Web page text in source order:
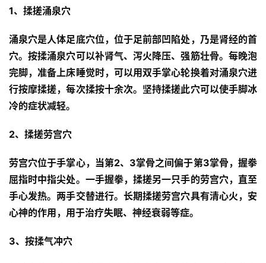
1、揉搓涌泉穴
涌泉穴是人体足底穴位，位于足前部凹陷处，乃是肾经的首
穴。按揉涌泉穴可以补肾气、泻火降压、强筋壮骨。每晚泡
完脚，准备上床睡觉时，可以用双手掌心轮换着对涌泉穴进
行按摩揉搓，每次揉按十余次。坚持揉搓此穴可以使手脚冰
冷的症状减轻。
2、揉搓劳宫穴
劳宫穴位于手掌心，当第2、3掌骨之间偏于第3掌骨，握拳
屈指时中指尖处。一手握拳，揉搓另一只手的劳宫穴，直至
手心发热。两手交替进行。长期揉搓劳宫穴具有清心火，安
心神的作用，用于治疗失眠、神经衰弱等症。
3、按揉气冲穴